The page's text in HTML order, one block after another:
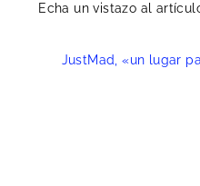
Echa un vistazo al
JustMad, «un lugar